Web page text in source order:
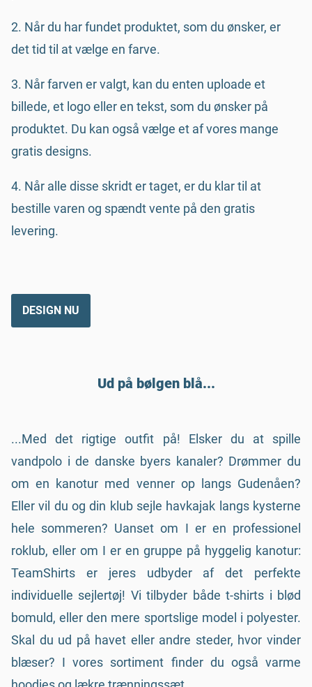
2. Når du har fundet produktet, som du ønsker, er
det tid til at vælge en farve.
3. Når farven er valgt, kan du enten uploade et
billede, et logo eller en tekst, som du ønsker på
produktet. Du kan også vælge et af vores mange
gratis designs.
4. Når alle disse skridt er taget, er du klar til at
bestille varen og spændt vente på den gratis
levering.
DESIGN NU
Ud på bølgen blå...
...Med det rigtige outfit på! Elsker du at spille
vandpolo i de danske byers kanaler? Drømmer du
om en kanotur med venner op langs Gudenåen?
Eller vil du og din klub sejle havkajak langs kysterne
hele sommeren? Uanset om I er en professionel
roklub, eller om I er en gruppe på hyggelig kanotur:
TeamShirts er jeres udbyder af det perfekte
individuelle sejlertøj! Vi tilbyder både t-shirts i blød
bomuld, eller den mere sportslige model i polyester.
Skal du ud på havet eller andre steder, hvor vinder
blæser? I vores sortiment finder du også varme